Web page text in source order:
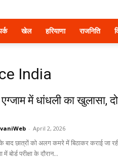
खेल हरियाणा राजनिति
India
एग्जाम में धांधली का खुलासा,
- April 2, 2026
के बाद छात्रों को अलग कमरे में बिठाकर कराई जा
में बोर्ड परीक्षा के दौरान...